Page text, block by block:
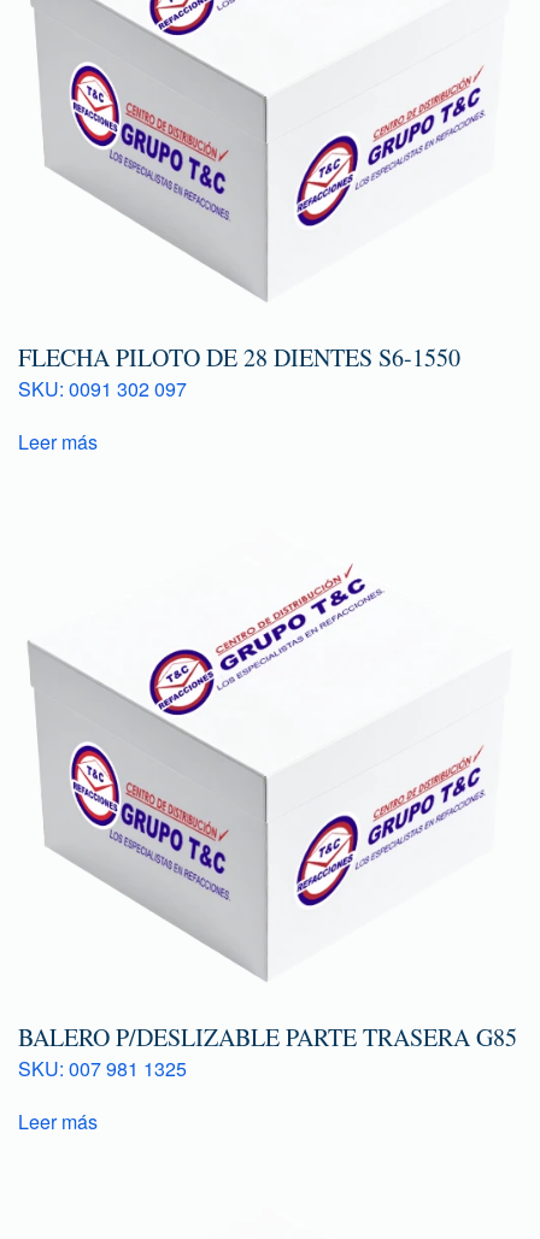
FLECHA PILOTO DE 28 DIENTES S6-1550
SKU: 0091 302 097
Leer más
BALERO P/DESLIZABLE PARTE TRASERA G85
SKU: 007 981 1325
Leer más